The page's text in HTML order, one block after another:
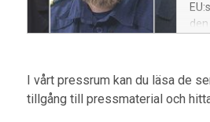
den
I vårt pressrum kan du läsa de
tillgång till pressmaterial och